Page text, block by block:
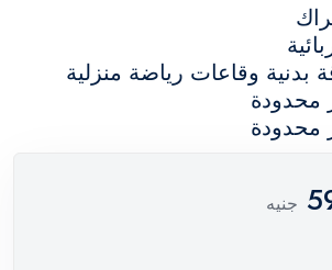
بدنية وقاعات رياضة منزلية
جنيه